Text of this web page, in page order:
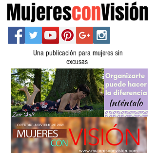
MujeresconVisión
Una publicación para mujeres sin
excusas